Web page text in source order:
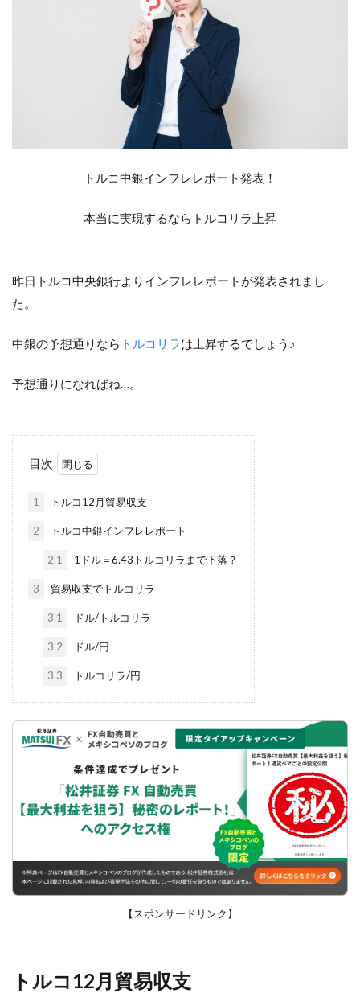
トルコ中銀インフレレポート発表！
本当に実現するならトルコリラ上昇
昨日トルコ中央銀行よりインフレレポートが発表されまし
た。
中銀の予想通りなら トルコリラは上昇するでしょう♪
予想通りになればね…。
目次
1 トルコ12月貿易収支
2 トルコ中銀インフレレポート
2.1 1ドル＝6.43トルコリラまで下落？
3 貿易収支でトルコリラ
3.1 ドル/トルコリラ
3.2 ドル/円
3.3 トルコリラ/円
【スポンサードリンク】
トルコ12月貿易収支